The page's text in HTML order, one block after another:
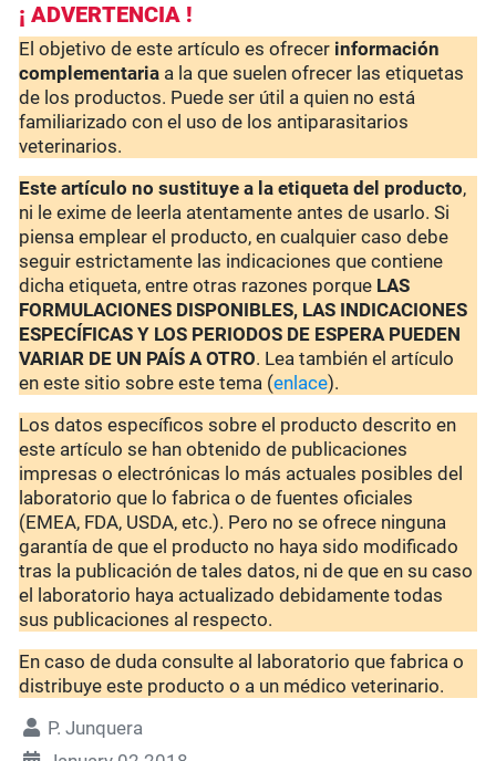
¡ ADVERTENCIA !
El objetivo de este artículo es ofrecer información
complementaria a la que suelen ofrecer las etiquetas
de los productos. Puede ser útil a quien no está
familiarizado con el uso de los antiparasitarios
veterinarios.
Este artículo no sustituye a la etiqueta del producto,
ni le exime de leerla atentamente antes de usarlo. Si
piensa emplear el producto, en cualquier caso debe
seguir estrictamente las indicaciones que contiene
dicha etiqueta, entre otras razones porque LAS
FORMULACIONES DISPONIBLES, LAS INDICACIONES
ESPECÍFICAS Y LOS PERIODOS DE ESPERA PUEDEN
VARIAR DE UN PAÍS A OTRO. Lea también el artículo
en este sitio sobre este tema (enlace).
Los datos específicos sobre el producto descrito en
este artículo se han obtenido de publicaciones
impresas o electrónicas lo más actuales posibles del
laboratorio que lo fabrica o de fuentes oficiales
(EMEA, FDA, USDA, etc.). Pero no se ofrece ninguna
garantía de que el producto no haya sido modificado
tras la publicación de tales datos, ni de que en su caso
el laboratorio haya actualizado debidamente todas
sus publicaciones al respecto.
En caso de duda consulte al laboratorio que fabrica o
distribuye este producto o a un médico veterinario.
P. Junquera